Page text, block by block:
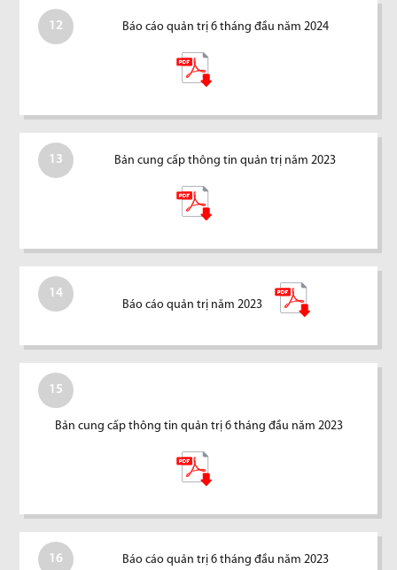
12 Báo cáo quản trị 6 tháng đầu năm 2024
13 Bản cung cấp thông tin quản trị năm 2023
14
Báo cáo quản trị năm 2023
15
Bản cung cấp thông tin quản trị 6 tháng đầu năm 2023
16 Báo cáo quản trị 6 tháng đầu năm 2023